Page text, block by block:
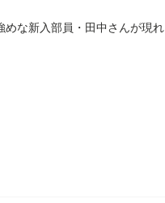
な新入部員・田中さんが現れ